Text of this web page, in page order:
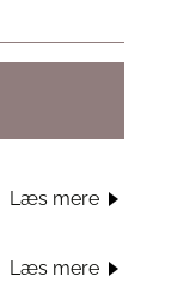
Læs mere
Læs mere